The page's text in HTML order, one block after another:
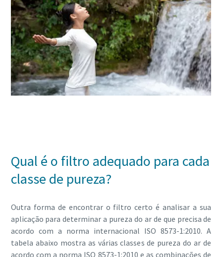
Qual é o filtro adequado para cada
classe de pureza?
Outra forma de encontrar o filtro certo é analisar a sua
aplicação para determinar a pureza do ar de que precisa de
acordo com a norma internacional ISO 8573-1:2010. A
tabela abaixo mostra as várias classes de pureza do ar de
acordo com a norma ISO 8573-1:2010 e as combinações de